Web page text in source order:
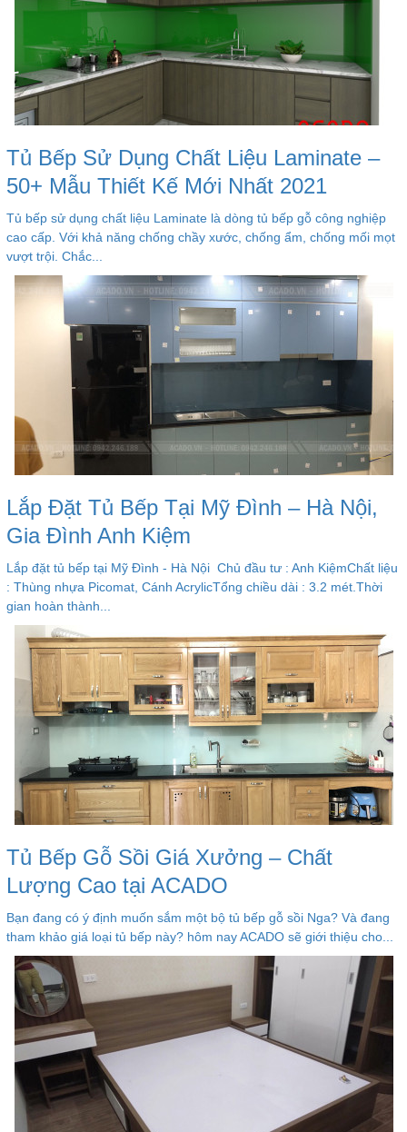
Tủ Bếp Sử Dụng Chất Liệu Laminate –
50+ Mẫu Thiết Kế Mới Nhất 2021
Tủ bếp sử dụng chất liệu Laminate là dòng tủ bếp gỗ công nghiệp
cao cấp. Với khả năng chống chầy xước, chống ẩm, chống mối mọt
vượt trội. Chắc...
Lắp Đặt Tủ Bếp Tại Mỹ Đình – Hà Nội,
Gia Đình Anh Kiệm
Lắp đặt tủ bếp tại Mỹ Đình - Hà Nội Chủ đầu tư : Anh KiệmChất liệu
: Thùng nhựa Picomat, Cánh AcrylicTổng chiều dài : 3.2 mét.Thời
gian hoàn thành...
Tủ Bếp Gỗ Sồi Giá Xưởng – Chất
Lượng Cao tại ACADO
Bạn đang có ý định muốn sắm một bộ tủ bếp gỗ sồi Nga? Và đang
tham khảo giá loại tủ bếp này? hôm nay ACADO sẽ giới thiệu cho...